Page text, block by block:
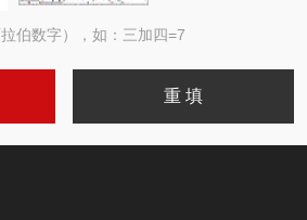
伯数字），如：三加四=7